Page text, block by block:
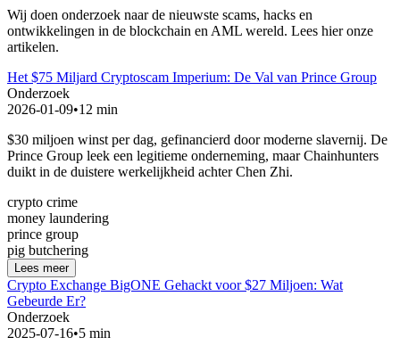
Wij doen onderzoek naar de nieuwste scams, hacks en
ontwikkelingen in de blockchain en AML wereld. Lees hier onze
artikelen.
Het $75 Miljard Cryptoscam Imperium: De Val van Prince Group
Onderzoek
2026-01-09•12 min
$30 miljoen winst per dag, gefinancierd door moderne slavernij. De
Prince Group leek een legitieme onderneming, maar Chainhunters
duikt in de duistere werkelijkheid achter Chen Zhi.
crypto crime
money laundering
prince group
pig butchering
Lees meer
Crypto Exchange BigONE Gehackt voor $27 Miljoen: Wat
Gebeurde Er?
Onderzoek
2025-07-16•5 min